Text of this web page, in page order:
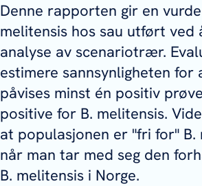
Denne rapporten gir en
melitensis hos sau utført ved
analyse av scenariotrær.
estimere sannsynligheten
påvises minst én positiv
positive for B. melitensis.
at populasjonen er "fri for" B.
når man tar med seg den
B. melitensis i Norge.